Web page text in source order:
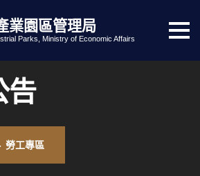
業園區管理局
Parks, Ministry of Economic Affairs
選
單
告
勞工專區